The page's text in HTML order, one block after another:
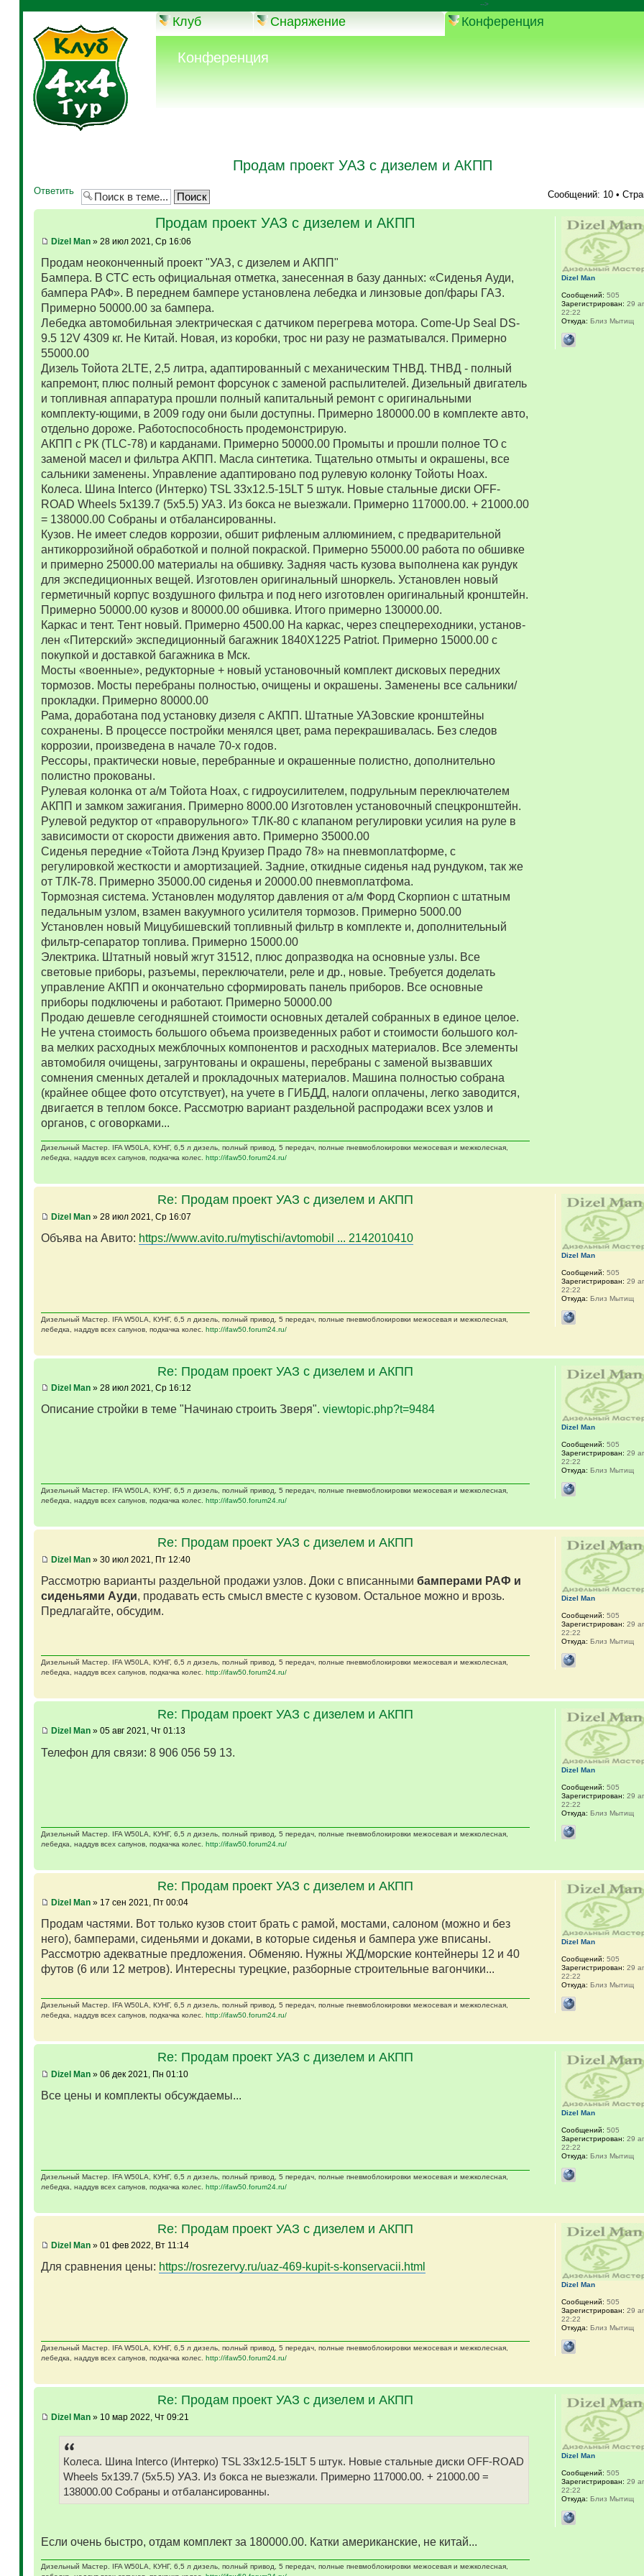
-->
Клуб Снаряжение Конференция
Конференция
Продам проект УАЗ с дизелем и АКПП
Ответить Сообщений: 10 •
Продам проект УАЗ с дизелем и АКПП
Dizel Man» 28 июл 2021, Ср 16:06
Продам неоконченный проект "УАЗ, с дизелем и АКПП"
Бампера. В СТС есть официальная отметка, занесенная в базу данных: «Сиденья Ауди,
бампера РАФ». В переднем бампере установлена лебедка и линзовые доп/фары ГАЗ.
Примерно 50000.00 за бампера.
Лебедка автомобильная электрическая с датчиком перегрева мотора. Come-Up Seal DS-
9.5 12V 4309 кг. Не Китай. Новая, из коробки, трос ни разу не разматывался. Примерно
55000.00
Дизель Тойота 2LTE, 2,5 литра, адаптированный с механическим ТНВД. ТНВД - полный
капремонт, плюс полный ремонт форсунок с заменой распылителей. Дизельный двигатель
и топливная аппаратура прошли полный капитальный ремонт с оригинальными
комплекту-ющими, в 2009 году они были доступны. Примерно 180000.00 в комплекте авто,
отдельно дороже. Работоспособность продемонстрирую.
АКПП с РК (TLC-78) и карданами. Примерно 50000.00 Промыты и прошли полное ТО с
заменой масел и фильтра АКПП. Масла синтетика. Тщательно отмыты и окрашены, все
сальники заменены. Управление адаптировано под рулевую колонку Тойоты Ноах.
Колеса. Шина Interco (Интерко) TSL 33x12.5-15LT 5 штук. Новые стальные диски OFF-
ROAD Wheels 5x139.7 (5x5.5) УАЗ. Из бокса не выезжали. Примерно 117000.00. + 21000.00
= 138000.00 Собраны и отбалансированны.
Кузов. Не имеет следов коррозии, обшит рифленым аллюминием, с предварительной
антикоррозийной обработкой и полной покраской. Примерно 55000.00 работа по обшивке
и примерно 25000.00 материалы на обшивку. Задняя часть кузова выполнена как рундук
для экспедиционных вещей. Изготовлен оригинальный шноркель. Установлен новый
герметичный корпус воздушного фильтра и под него изготовлен оригинальный кронштейн.
Примерно 50000.00 кузов и 80000.00 обшивка. Итого примерно 130000.00.
Каркас и тент. Тент новый. Примерно 4500.00 На каркас, через спецпереходники, установ-
лен «Питерский» экспедиционный багажник 1840Х1225 Patriot. Примерно 15000.00 с
покупкой и доставкой багажника в Мск.
Мосты «военные», редукторные + новый установочный комплект дисковых передних
тормозов. Мосты перебраны полностью, очищены и окрашены. Заменены все сальники/
прокладки. Примерно 80000.00
Рама, доработана под установку дизеля с АКПП. Штатные УАЗовские кронштейны
сохранены. В процессе постройки менялся цвет, рама перекрашивалась. Без следов
коррозии, произведена в начале 70-х годов.
Рессоры, практически новые, перебранные и окрашенные полистно, дополнительно
полистно прокованы.
Рулевая колонка от а/м Тойота Ноах, с гидроусилителем, подрульным переключателем
АКПП и замком зажигания. Примерно 8000.00 Изготовлен установочный спецкронштейн.
Рулевой редуктор от «праворульного» ТЛК-80 с клапаном регулировки усилия на руле в
зависимости от скорости движения авто. Примерно 35000.00
Сиденья передние «Тойота Лэнд Круизер Прадо 78» на пневмоплатформе, с
регулировкой жесткости и амортизацией. Задние, откидные сиденья над рундуком, так же
от ТЛК-78. Примерно 35000.00 сиденья и 20000.00 пневмоплатфома.
Тормозная система. Установлен модулятор давления от а/м Форд Скорпион с штатным
педальным узлом, взамен вакуумного усилителя тормозов. Примерно 5000.00
Установлен новый Мицубишевский топливный фильтр в комплекте и, дополнительный
фильтр-сепаратор топлива. Примерно 15000.00
Электрика. Штатный новый жгут 31512, плюс допразводка на основные узлы. Все
световые приборы, разъемы, переключатели, реле и др., новые. Требуется доделать
управление АКПП и окончательно сформировать панель приборов. Все основные
приборы подключены и работают. Примерно 50000.00
Продаю дешевле сегодняшней стоимости основных деталей собранных в единое целое.
Не учтена стоимость большого объема произведенных работ и стоимости большого кол-
ва мелких расходных межблочных компонентов и расходных материалов. Все элементы
автомобиля очищены, загрунтованы и окрашены, перебраны с заменой вызвавших
сомнения сменных деталей и прокладочных материалов. Машина полностью собрана
(крайнее общее фото отсутствует), на учете в ГИБДД, налоги оплачены, легко заводится,
двигается в теплом боксе. Рассмотрю вариант раздельной распродажи всех узлов и
органов, с оговорками...
Дизельный Мастер. IFA W50LA, КУНГ, 6,5 л дизель, полный привод, 5 передач, полные пневмоблокировки межосевая и межколесная,
лебедка, наддув всех сапунов, подкачка колес. http://ifaw50.forum24.ru/
Dizel Man
Сообщений: 505
Зарегистрирован: 29
22:22
Откуда: Близ Мытищ
Re: Продам проект УАЗ с дизелем и АКПП
Dizel Man» 28 июл 2021, Ср 16:07
Объява на Авито: https://www.avito.ru/mytischi/avtomobil ... 2142010410
Дизельный Мастер. IFA W50LA, КУНГ, 6,5 л дизель, полный привод, 5 передач, полные пневмоблокировки межосевая и межколесная,
лебедка, наддув всех сапунов, подкачка колес. http://ifaw50.forum24.ru/
Dizel Man
Сообщений: 505
Зарегистрирован: 29
22:22
Откуда: Близ Мытищ
Re: Продам проект УАЗ с дизелем и АКПП
Dizel Man» 28 июл 2021, Ср 16:12
Описание стройки в теме "Начинаю строить Зверя". viewtopic.php?t=9484
Дизельный Мастер. IFA W50LA, КУНГ, 6,5 л дизель, полный привод, 5 передач, полные пневмоблокировки межосевая и межколесная,
лебедка, наддув всех сапунов, подкачка колес. http://ifaw50.forum24.ru/
Dizel Man
Сообщений: 505
Зарегистрирован: 29
22:22
Откуда: Близ Мытищ
Re: Продам проект УАЗ с дизелем и АКПП
Dizel Man» 30 июл 2021, Пт 12:40
Рассмотрю варианты раздельной продажи узлов. Доки с вписанными бамперами РАФ и
сиденьями Ауди, продавать есть смысл вместе с кузовом. Остальное можно и врозь.
Предлагайте, обсудим.
Дизельный Мастер. IFA W50LA, КУНГ, 6,5 л дизель, полный привод, 5 передач, полные пневмоблокировки межосевая и межколесная,
лебедка, наддув всех сапунов, подкачка колес. http://ifaw50.forum24.ru/
Dizel Man
Сообщений: 505
Зарегистрирован: 29
22:22
Откуда: Близ Мытищ
Re: Продам проект УАЗ с дизелем и АКПП
Dizel Man» 05 авг 2021, Чт 01:13
Телефон для связи: 8 906 056 59 13.
Дизельный Мастер. IFA W50LA, КУНГ, 6,5 л дизель, полный привод, 5 передач, полные пневмоблокировки межосевая и межколесная,
лебедка, наддув всех сапунов, подкачка колес. http://ifaw50.forum24.ru/
Dizel Man
Сообщений: 505
Зарегистрирован: 29
22:22
Откуда: Близ Мытищ
Re: Продам проект УАЗ с дизелем и АКПП
Dizel Man» 17 сен 2021, Пт 00:04
Продам частями. Вот только кузов стоит брать с рамой, мостами, салоном (можно и без
него), бамперами, сиденьями и доками, в которые сиденья и бампера уже вписаны.
Рассмотрю адекватные предложения. Обменяю. Нужны ЖД/морские контейнеры 12 и 40
футов (6 или 12 метров). Интересны турецкие, разборные строительные вагончики...
Дизельный Мастер. IFA W50LA, КУНГ, 6,5 л дизель, полный привод, 5 передач, полные пневмоблокировки межосевая и межколесная,
лебедка, наддув всех сапунов, подкачка колес. http://ifaw50.forum24.ru/
Dizel Man
Сообщений: 505
Зарегистрирован: 29
22:22
Откуда: Близ Мытищ
Re: Продам проект УАЗ с дизелем и АКПП
Dizel Man» 06 дек 2021, Пн 01:10
Все цены и комплекты обсуждаемы...
Дизельный Мастер. IFA W50LA, КУНГ, 6,5 л дизель, полный привод, 5 передач, полные пневмоблокировки межосевая и межколесная,
лебедка, наддув всех сапунов, подкачка колес. http://ifaw50.forum24.ru/
Dizel Man
Сообщений: 505
Зарегистрирован: 29
22:22
Откуда: Близ Мытищ
Re: Продам проект УАЗ с дизелем и АКПП
Dizel Man» 01 фев 2022, Вт 11:14
Для сравнения цены: https://rosrezervy.ru/uaz-469-kupit-s-konservacii.html
Дизельный Мастер. IFA W50LA, КУНГ, 6,5 л дизель, полный привод, 5 передач, полные пневмоблокировки межосевая и межколесная,
лебедка, наддув всех сапунов, подкачка колес. http://ifaw50.forum24.ru/
Dizel Man
Сообщений: 505
Зарегистрирован: 29
22:22
Откуда: Близ Мытищ
Re: Продам проект УАЗ с дизелем и АКПП
Dizel Man» 10 мар 2022, Чт 09:21
Колеса. Шина Interco (Интерко) TSL 33x12.5-15LT 5 штук. Новые стальные диски OFF-ROAD
Wheels 5x139.7 (5x5.5) УАЗ. Из бокса не выезжали. Примерно 117000.00. + 21000.00 =
138000.00 Собраны и отбалансированны.
Если очень быстро, отдам комплект за 180000.00. Катки американские, не китай...
Дизельный Мастер. IFA W50LA, КУНГ, 6,5 л дизель, полный привод, 5 передач, полные пневмоблокировки межосевая и межколесная,
Dizel Man
Сообщений: 505
Зарегистрирован: 29
22:22
Откуда: Близ Мытищ